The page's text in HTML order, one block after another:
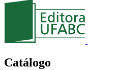
Catálogo